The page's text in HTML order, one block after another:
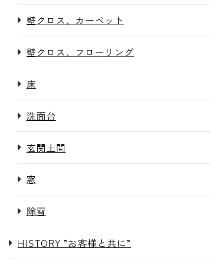
壁クロス、カーペット
壁クロス、フローリング
床
洗面台
玄関土間
窓
除雪
HISTORY ”お客様と共に”